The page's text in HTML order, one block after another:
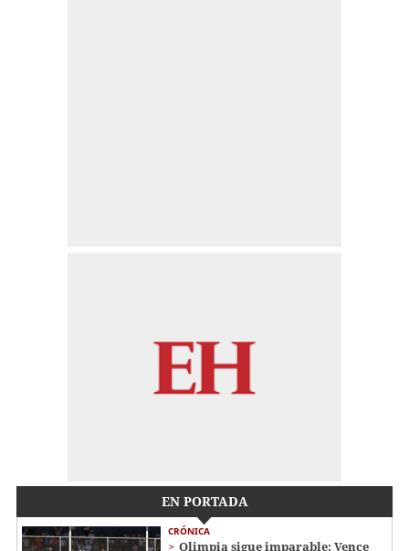
EN PORTADA
CRÓNICA
Olimpia sigue imparable: Vence